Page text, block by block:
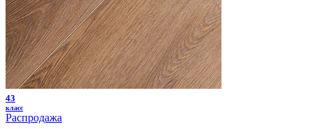
43
класс
Распродажа